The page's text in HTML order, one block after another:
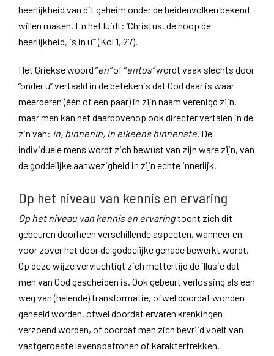
heerlijkheid van dit geheim onder de heidenvolken bekend
willen maken. En het luidt: ‘Christus, de hoop de
heerlijkheid, is in u’” (Kol 1, 27).
Het Griekse woord “en”of “entos”wordt vaak slechts door
“onder u” vertaald in de betekenis dat God daar is waar
meerderen (één of een paar) in zijn naam verenigd zijn,
maar men kan het daarbovenop ook directer vertalen in de
zin van: in, binnenin, in elkeens binnenste . De
individuele mens wordt zich bewust van zijn ware zijn, van
de goddelijke aanwezigheid in zijn echte innerlijk.
Op het niveau van kennis en ervaring
Op het niveau van kennis en ervaringtoont zich dit
gebeuren doorheen verschillende aspecten, wanneer en
voor zover het door de goddelijke genade bewerkt wordt.
Op deze wijze vervluchtigt zich mettertijd de illusie dat
men van God gescheiden is. Ook gebeurt verlossing als een
weg van (helende) transformatie, ofwel doordat wonden
geheeld worden, ofwel doordat ervaren krenkingen
verzoend worden, of doordat men zich bevrijd voelt van
vastgeroeste levenspatronen of karaktertrekken.